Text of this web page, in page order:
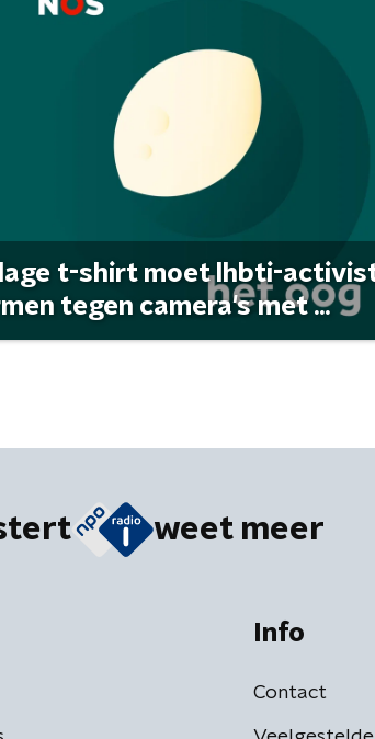
t-shirt moet lhbti-
tegen camera's met ...
weet meer
Info
Contact